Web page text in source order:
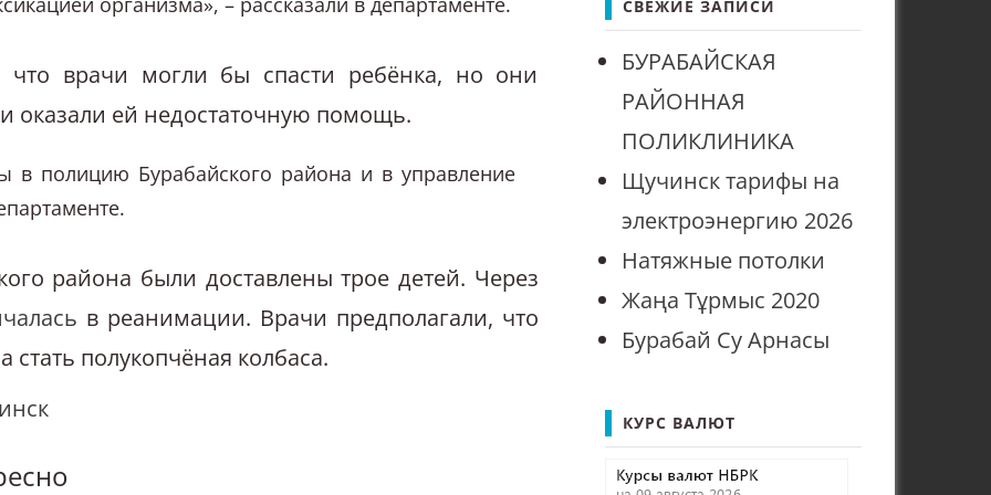
врачи могли бы спасти ребёнка, но они
оказали ей недостаточную помощь.
в полицию Бурабайского района и в управление
района были доставлены трое детей. Через
в реанимации. Врачи предполагали, что
полукопчёная колбаса.
СВЕЖИЕ ЗАПИСИ
БУРАБАЙСКАЯ
РАЙОННАЯ
ПОЛИКЛИНИКА
Щучинск тарифы на
электроэнергию 2026
Натяжные потолки
Жаңа Тұрмыс 2020
Бурабай Су Арнасы
КУРС ВАЛЮТ